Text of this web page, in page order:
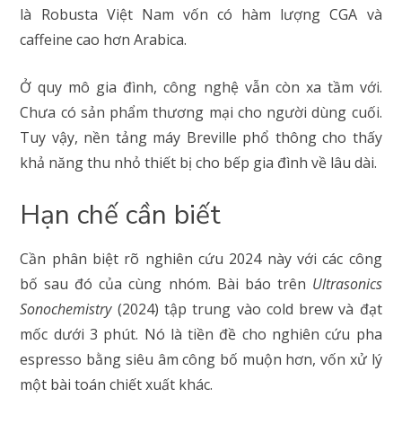
là Robusta Việt Nam vốn có hàm lượng CGA và
caffeine cao hơn Arabica.
Ở quy mô gia đình, công nghệ vẫn còn xa tầm với.
Chưa có sản phẩm thương mại cho người dùng cuối.
Tuy vậy, nền tảng máy Breville phổ thông cho thấy
khả năng thu nhỏ thiết bị cho bếp gia đình về lâu dài.
Hạn chế cần biết
Cần phân biệt rõ nghiên cứu 2024 này với các công
bố sau đó của cùng nhóm. Bài báo trên Ultrasonics
Sonochemistry(2024) tập trung vào cold brew và đạt
mốc dưới 3 phút. Nó là tiền đề cho nghiên cứu pha
espresso bằng siêu âm công bố muộn hơn, vốn xử lý
một bài toán chiết xuất khác.